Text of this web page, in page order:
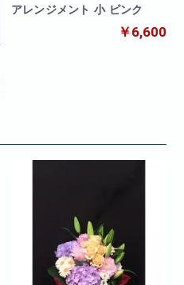
アレンジメント 小 ピンク
￥6,600